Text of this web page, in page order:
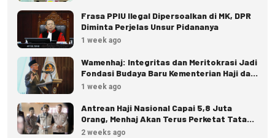
Frasa PPIU Ilegal Dipersoalkan di MK, DPR
Diminta Perjelas Unsur Pidananya
1 week ago
Wamenhaj: Integritas dan Meritokrasi Jadi
Fondasi Budaya Baru Kementerian Haji dan
Umrah
1 week ago
Antrean Haji Nasional Capai 5,8 Juta
Orang, Menhaj Akan Terus Perketat Tata
Kelola
2 weeks ago